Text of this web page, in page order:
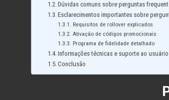
Dúvidas comuns sobre perguntas
Esclarecimentos importantes sobre
Requisitos de rollover explicados
Ativação de códigos promocionais
Programa de fidelidade detalhado
Informações técnicas e suporte ao usuário
Conclusão